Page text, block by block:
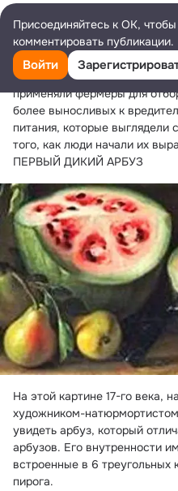
различных продуктов.
предусматривает
чтобы избавить растения от
использовали селекционное
медленный процесс
применяли фермеры для
более выносливых к
питания, которые выглядели
того, как люди начали их
ПЕРВЫЙ ДИКИЙ АРБУЗ
На этой картине 17-го века,
художником-
увидеть арбуз, который
арбузов. Его внутренности
встроенные в 6 треугольных
пирога.
Присоединяйтесь к ОК,
комментировать публикации.
Войти